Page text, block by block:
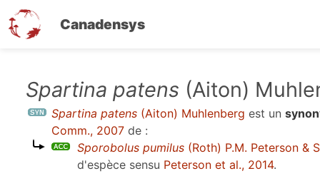
Canadensys
contenu
Spartina patens (Aiton)
Spartina patens (Aiton) Muhlenberg est un
Comm., 2007 de :
Sporobolus pumilus (Roth) P.M. Peterson &
d'espèce sensu Peterson et al., 2014.